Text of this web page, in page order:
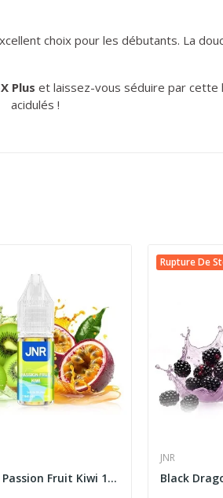
choix pour les débutants. La
Plus et laissez-vous séduire par
acidulés !
E-liquide Passion Fruit Kiwi 10ml JNR Falcon-X...
Rupture De
JNR